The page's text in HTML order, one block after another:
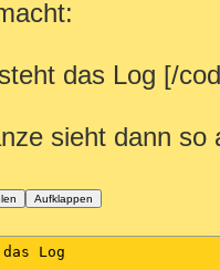
das Log [/
sieht dann so
Aufklappen
Log